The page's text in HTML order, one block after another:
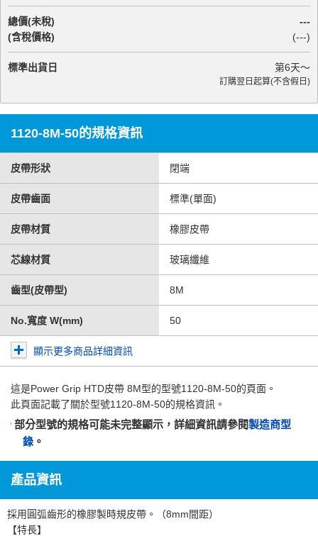
總價(未稅)
(含稅價格)
---
(---)
標準出貨日 第6天～
訂購翌日起算(不含假日)
1120-8M-50的規格資訊
皮帶形狀 閉端
皮帶齒面 標準(單面)
皮帶材質 橡膠皮帶
芯線材質 玻璃纖維
齒型(皮帶型) 8M
No.寬度 W(mm) 50
顯示更多商品詳細資訊
這是Power Grip HTD皮帶 8M型的型號1120-8M-50的頁面。
此頁面記載了關於型號1120-8M-50的規格資訊。
部分型號的規格可能未完整顯示，詳細資訊請參閱製造商型
錄 。
產品資訊
採用圓弧齒形的橡膠製時規皮帶。（8mm間距）
【特長】